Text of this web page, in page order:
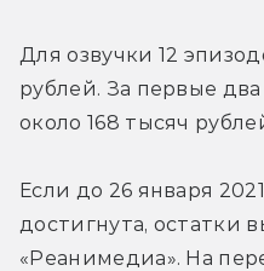
Для озвучки 12
рублей. За первые
около 168 тысяч
Если до 26 января
достигнута, остатки
«Реанимедиа». На